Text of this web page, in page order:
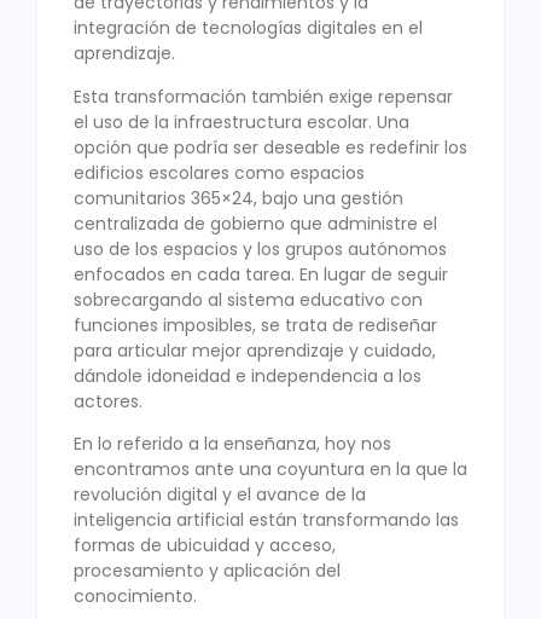
integración de tecnologías digitales en el
aprendizaje.
Esta transformación también exige repensar
el uso de la infraestructura escolar. Una
opción que podría ser deseable es redefinir los
edificios escolares como espacios
comunitarios 365×24, bajo una gestión
centralizada de gobierno que administre el
uso de los espacios y los grupos autónomos
enfocados en cada tarea. En lugar de seguir
sobrecargando al sistema educativo con
funciones imposibles, se trata de rediseñar
para articular mejor aprendizaje y cuidado,
dándole idoneidad e independencia a los
actores.
En lo referido a la enseñanza, hoy nos
encontramos ante una coyuntura en la que la
revolución digital y el avance de la
inteligencia artificial están transformando las
formas de ubicuidad y acceso,
procesamiento y aplicación del
conocimiento.